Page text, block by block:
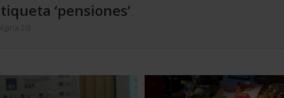
‘pensiones’
20)